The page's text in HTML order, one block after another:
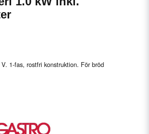
1-fas, rostfri konstruktion. För bröd